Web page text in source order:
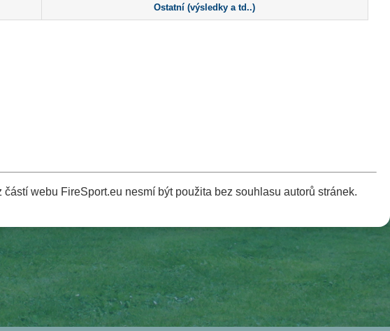
Ostatní (výsledky a td..)
webu FireSport.eu nesmí být použita bez souhlasu autorů stránek.